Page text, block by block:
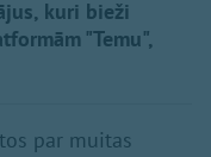
kuri bieži
"Temu",
par muitas